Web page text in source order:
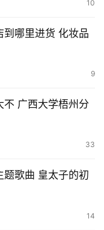
10
到哪里进货 化妆品
9
不 广西大学梧州分
33
题歌曲 皇太子的初
14